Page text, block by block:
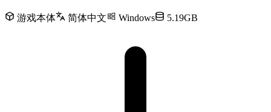
游戏本体 简体中文 Windows 5.19GB